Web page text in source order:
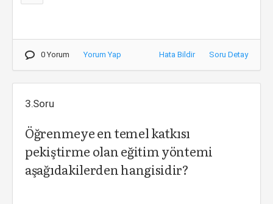
0 Yorum Yorum Yap Hata Bildir Soru Detay
3.Soru
Öğrenmeye en temel katkısı
pekiştirme olan eğitim yöntemi
aşağıdakilerden hangisidir?